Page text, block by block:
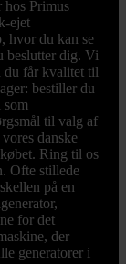
hos Primus
ejet
hvor du kan se
beslutter dig. Vi
du får kvalitet til
bestiller du
som
til valg af
danske
Ring til os
Ofte stillede
på en
for det
der
generatorer i